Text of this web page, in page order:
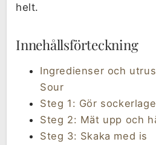
helt.
Innehållsförteckning
Ingredienser och
Sour
Steg 1: Gör
Steg 2: Mät upp och
Steg 3: Skaka med is